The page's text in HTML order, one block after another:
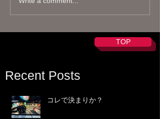
TOP
Recent Posts
コレで決まりか？